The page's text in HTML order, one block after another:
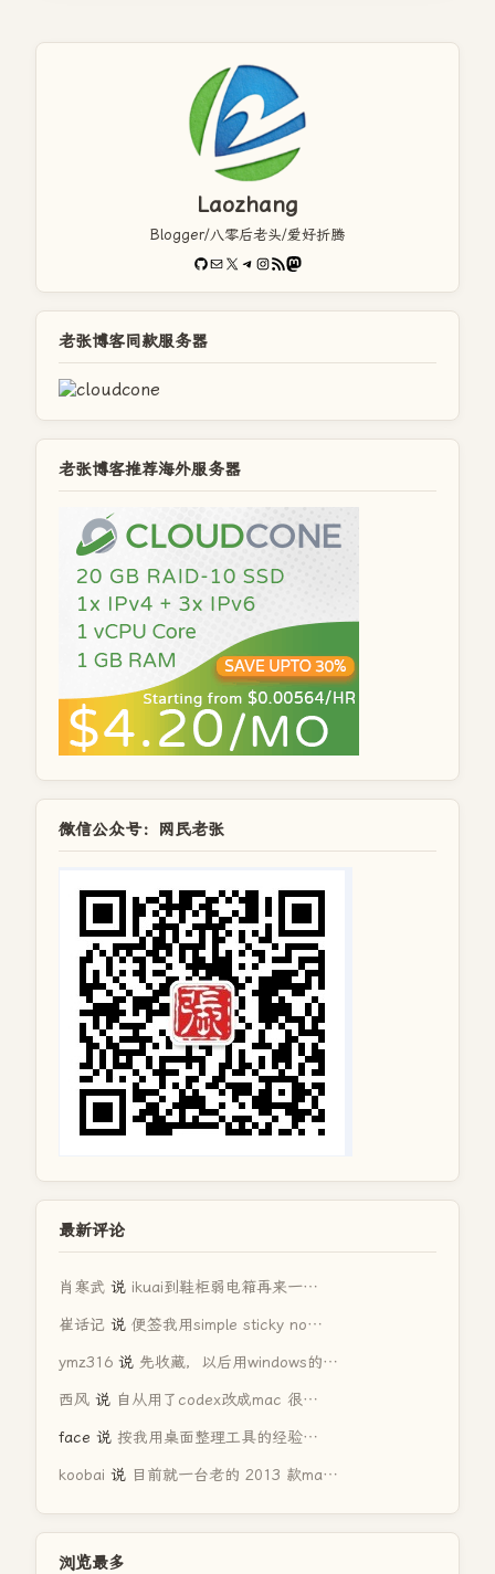
Laozhang
Blogger/八零后老头/爱好折腾
GitHub
电子邮件X Telegram
Instagram
RSS FeedMastodon
老张博客同款服务器
老张博客推荐海外服务器
微信公众号：网民老张
最新评论
肖寒武 说 ikuai到鞋柜弱电箱再来一…
崔话记 说 便签我用simple sticky no…
ymz316 说 先收藏，以后用windows的…
西风 说 自从用了codex改成mac 很…
face 说 按我用桌面整理工具的经验…
koobai 说 目前就一台老的 2013 款ma…
浏览最多